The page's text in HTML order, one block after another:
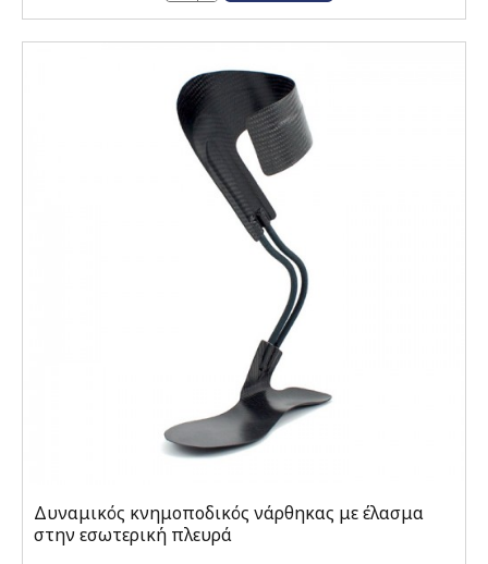
Δυναμικός κνημοποδικός νάρθηκας με έλασμα
στην εσωτερική πλευρά